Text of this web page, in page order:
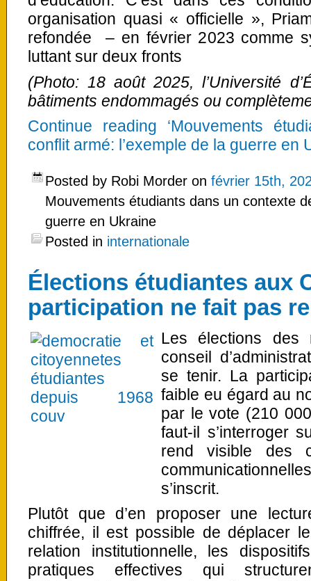
organisation quasi « officielle »,
refondée – en février 2023 comme
luttant sur deux fronts
(Photo: 18 août 2025, l’Université
bâtiments endommagés ou
Continue reading ‘Mouvements
conflit armé: l’exemple de la guerre en
Posted by Robi Morder on février 15th,
Mouvements étudiants dans un contexte
guerre en Ukraine
Posted in internationale
Élections étudiantes aux
participation ne fait pas
Les élections des
conseil
se tenir. La
faible eu égard au
par le vote (210
faut-il s’interroger
rend visible des
s’inscrit.
Plutôt que d’en proposer une
chiffrée, il est possible de déplacer
relation institutionnelle, les
pratiques effectives qui